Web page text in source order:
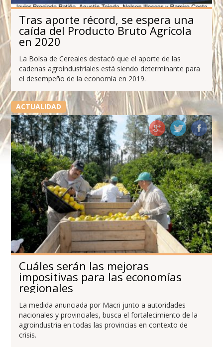
Tras aporte récord, se espera una
caída del Producto Bruto Agrícola
en 2020
La Bolsa de Cereales destacó que el aporte de las
cadenas agroindustriales está siendo determinante para
el desempeño de la economía en 2019.
ACTUALIDAD
Cuáles serán las mejoras
impositivas para las economías
regionales
La medida anunciada por Macri junto a autoridades
nacionales y provinciales, busca el fortalecimiento de la
agroindustria en todas las provincias en contexto de
crisis.